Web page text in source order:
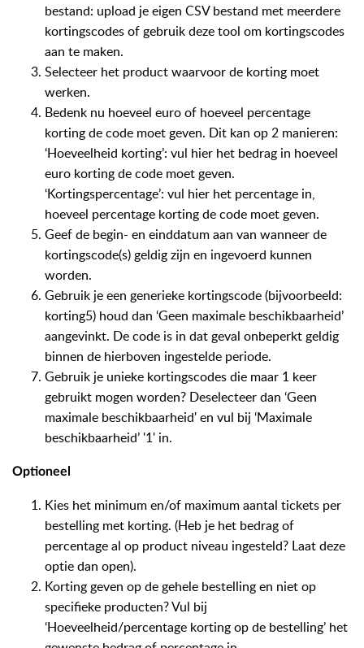
bestand: upload je eigen CSV bestand met meerdere
kortingscodes of gebruik deze tool om kortingscodes
aan te maken.
Selecteer het product waarvoor de korting moet
werken.
Bedenk nu hoeveel euro of hoeveel percentage
korting de code moet geven. Dit kan op 2 manieren:
‘Hoeveelheid korting’: vul hier het bedrag in hoeveel
euro korting de code moet geven.
‘Kortingspercentage’: vul hier het percentage in,
hoeveel percentage korting de code moet geven.
Geef de begin- en einddatum aan van wanneer de
kortingscode(s) geldig zijn en ingevoerd kunnen
worden.
Gebruik je een generieke kortingscode (bijvoorbeeld:
korting5) houd dan ‘Geen maximale beschikbaarheid’
aangevinkt. De code is in dat geval onbeperkt geldig
binnen de hierboven ingestelde periode.
Gebruik je unieke kortingscodes die maar 1 keer
gebruikt mogen worden? Deselecteer dan ‘Geen
maximale beschikbaarheid' en vul bij ‘Maximale
beschikbaarheid’ '1' in.
Optioneel
Kies het minimum en/of maximum aantal tickets per
bestelling met korting. (Heb je het bedrag of
percentage al op product niveau ingesteld? Laat deze
optie dan open).
Korting geven op de gehele bestelling en niet op
specifieke producten? Vul bij
‘Hoeveelheid/percentage korting op de bestelling’ het